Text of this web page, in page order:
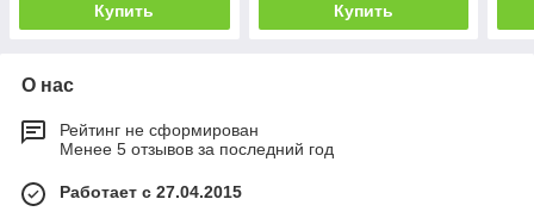
Купить Купить
О нас
Рейтинг не сформирован
Менее 5 отзывов за последний год
Работает с 27.04.2015